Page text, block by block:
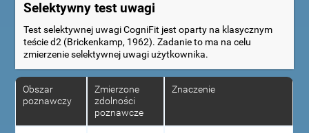
Selektywny test uwagi
Test selektywnej uwagi CogniFit jest oparty na klasycznym
teście d2 (Brickenkamp, 1962). Zadanie to ma na celu
zmierzenie selektywnej uwagi użytkownika.
Obszar
poznawczy
Zmierzone
zdolności
poznawcze
Znaczenie